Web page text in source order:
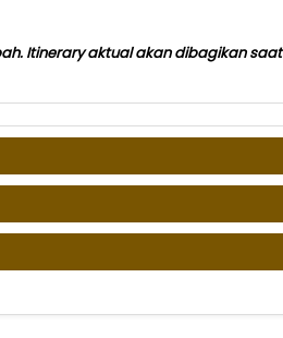
Itinerary aktual akan dibagikan saat